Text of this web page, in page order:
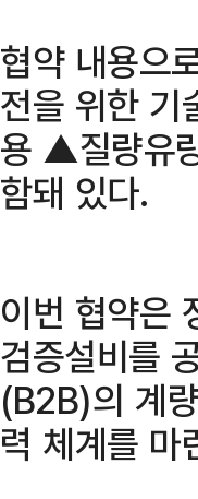
협약 내용으
전을 위한
용 ▲질량유
함돼 있다.
이번 협약은
검증설비를
(B2B)의 계
력 체계를 마